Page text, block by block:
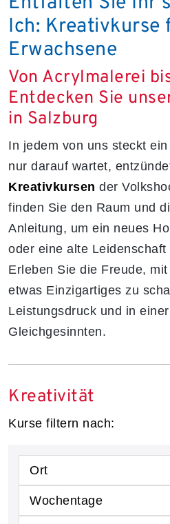
Ich: Kreativkurse
Erwachsene
Von Acrylmalerei
Entdecken Sie
in Salzburg
In jedem von uns steckt
nur darauf wartet,
Kreativkursen der
finden Sie den Raum und
Anleitung, um ein neues
oder eine alte
Erleben Sie die Freude,
etwas Einzigartiges zu
Leistungsdruck und in
Gleichgesinnten.
Kreativität
Kurse filtern nach:
Ort
Wochentage